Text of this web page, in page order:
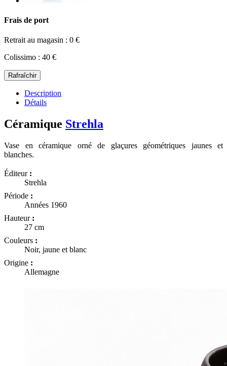
Frais de port
Retrait au magasin : 0 €
Colissimo : 40 €
Description
Détails
Céramique Strehla
Vase en céramique orné de glaçures géométriques jaunes et
blanches.
Éditeur :
Strehla
Période :
Années 1960
Hauteur :
27 cm
Couleurs :
Noir, jaune et blanc
Origine :
Allemagne